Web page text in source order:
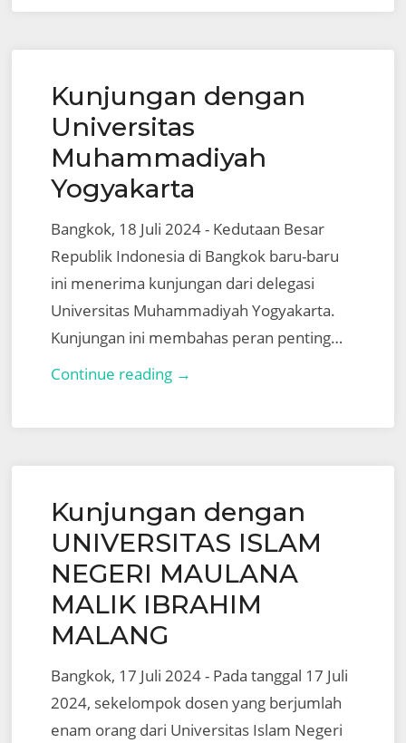
dengan
Negari
AR-
RANIRY
BANDA
ACEH
Kunjungan dengan
Universitas
Muhammadiyah
Yogyakarta
Bangkok, 18 Juli 2024 - Kedutaan Besar
Republik Indonesia di Bangkok baru-baru
ini menerima kunjungan dari delegasi
Universitas Muhammadiyah Yogyakarta.
Kunjungan ini membahas peran penting…
Continue reading →
Universitas
Kunjungan dengan
UNIVERSITAS ISLAM
NEGERI MAULANA
MALIK IBRAHIM
MALANG
Bangkok, 17 Juli 2024 - Pada tanggal 17 Juli
2024, sekelompok dosen yang berjumlah
enam orang dari Universitas Islam Negeri